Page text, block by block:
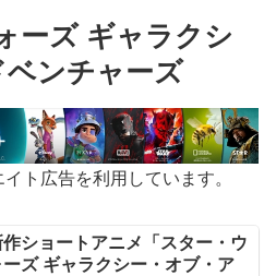
ーズ ギャラクシ
ンチャーズ
ト広告を利用しています。
作ショートアニメ「スター・ウ
ーズ ギャラクシー・オブ・ア